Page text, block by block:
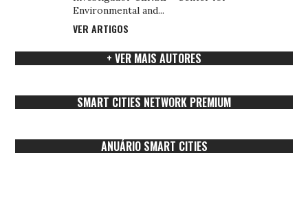
Environmental and...
VER ARTIGOS
+ VER MAIS AUTORES
SMART CITIES NETWORK PREMIUM
ANUÁRIO SMART CITIES